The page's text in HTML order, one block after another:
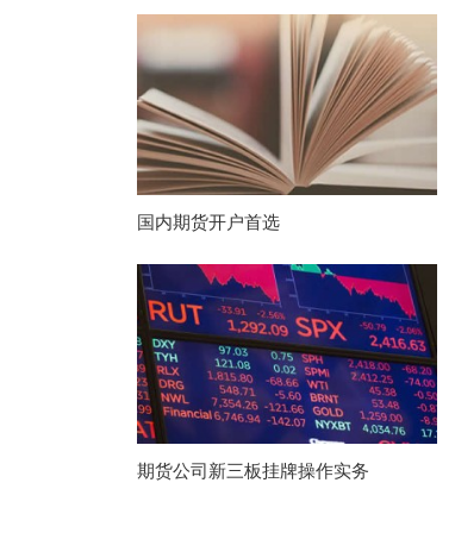
国内期货开户首选
期货公司新三板挂牌操作实务